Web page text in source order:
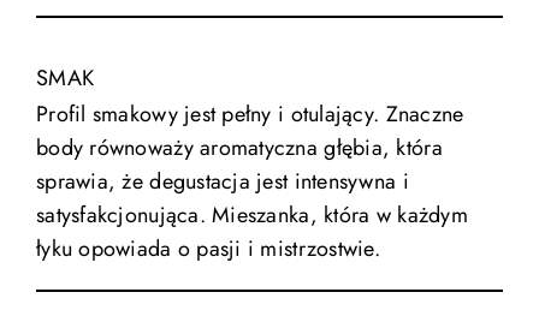
SMAK
Profil smakowy jest pełny i otulający. Znaczne
body równoważy aromatyczna głębia, która
sprawia, że degustacja jest intensywna i
satysfakcjonująca. Mieszanka, która w każdym
łyku opowiada o pasji i mistrzostwie.